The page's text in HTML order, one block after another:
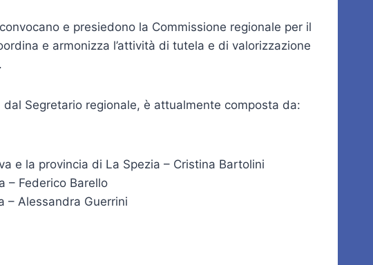
e presiedono la Commissione regionale per il
e armonizza l’attività di tutela e di valorizzazione
Segretario regionale, è attualmente composta da:
e la provincia di La Spezia – Cristina Bartolini
– Federico Barello
– Alessandra Guerrini